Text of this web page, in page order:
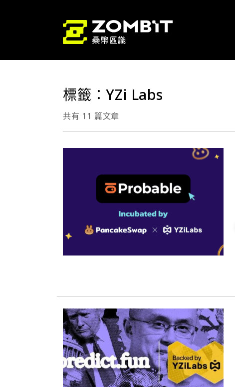
標籤：YZi Labs
共有 11 篇文章